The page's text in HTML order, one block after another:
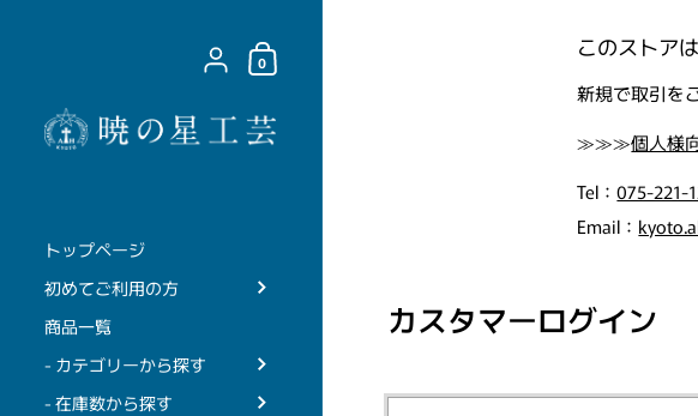
{"title"=>"アカウント", "addresses"=>"住所", "orders"=>"注文"}
ショッピングカート
0
トップページ
初めてご利用の方
商品一覧
- カテゴリーから探す
- 在庫数から探す
このストア
新規で取引を
≫≫≫個人様
Tel：075-221-
Email：
カスタマーログイン